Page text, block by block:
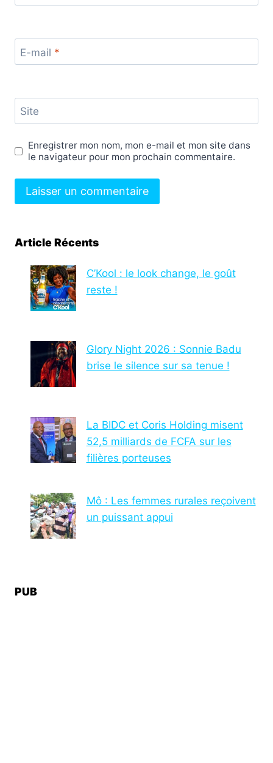
E-mail *
Site
Enregistrer mon nom, mon e-mail et mon site dans
le navigateur pour mon prochain commentaire.
Article Récents
C’Kool : le look change, le goût
reste !
Glory Night 2026 : Sonnie Badu
brise le silence sur sa tenue !
La BIDC et Coris Holding misent
52,5 milliards de FCFA sur les
filières porteuses
Mô : Les femmes rurales reçoivent
un puissant appui
PUB